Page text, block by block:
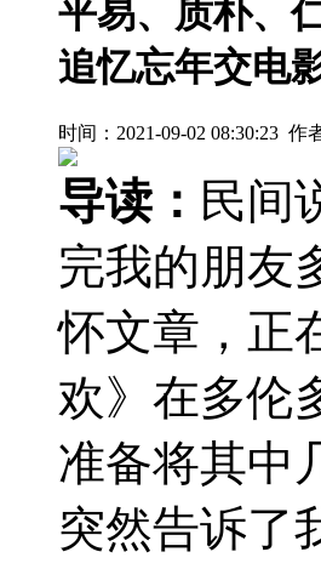
平易、质朴、
追忆忘年交电
时间：2021-09-02 08:30:23 作
导读： 民间
完我的朋友
怀文章，正
欢》在多伦
准备将其中
突然告诉了